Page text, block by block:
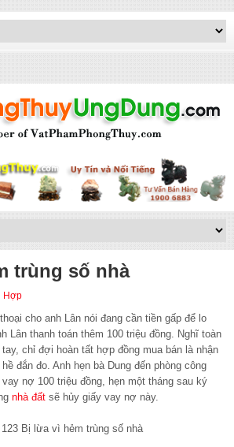
trùng số nhà
Hợp
cho anh Lân nói đang cần tiền gấp để lo
Lân thanh toán thêm 100 triệu đồng. Nghĩ toàn
chỉ đợi hoàn tất hợp đồng mua bán là nhận
đắn đo. Anh hẹn bà Dung đến phòng công
nợ 100 triệu đồng, hẹn một tháng sau ký
nhà đất sẽ hủy giấy vay nợ này.